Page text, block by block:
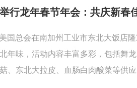
行龙年春节年会：共庆新春
国总会在南加州工业市东北大饭店
年味，活动内容丰富多彩，包括舞
、东北大拉皮、血肠白肉酸菜等供